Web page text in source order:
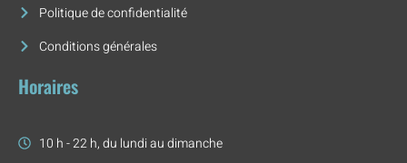
Politique de confidentialité
Conditions générales
Horaires
10 h - 22 h, du lundi au dimanche